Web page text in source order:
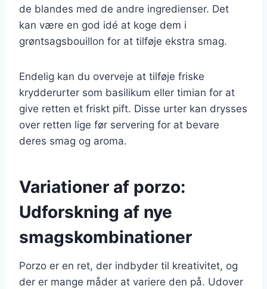
de blandes med de andre ingredienser. Det
kan være en god idé at koge dem i
grøntsagsbouillon for at tilføje ekstra smag.
Endelig kan du overveje at tilføje friske
krydderurter som basilikum eller timian for at
give retten et friskt pift. Disse urter kan drysses
over retten lige før servering for at bevare
deres smag og aroma.
Variationer af porzo:
Udforskning af nye
smagskombinationer
Porzo er en ret, der indbyder til kreativitet, og
der er mange måder at variere den på. Udover